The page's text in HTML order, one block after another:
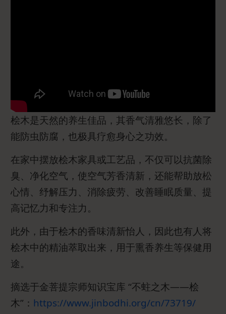
桧木是天然的养生佳品，其香气清雅悠长，除了
能防虫防腐，也极具疗愈身心之功效。
在家中摆放桧木家具或工艺品，不仅可以抗菌除
臭、净化空气，使空气芳香清新，还能帮助放松
心情、纾解压力、消除疲劳、改善睡眠质量、提
高记忆力和专注力。
此外，由于桧木的香味清新怡人，因此也有人将
桧木中的精油萃取出来，用于熏香养生等保健用
途。
摘选于金菩提宗师知识宝库 “不蛀之木——桧
木”： https://www.jinbodhi.org/cn/73719/